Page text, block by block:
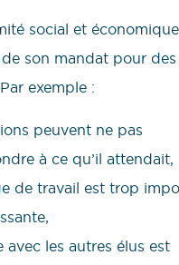
social et
son mandat pour des
exemple :
peuvent ne pas
à ce qu’il attendait,
de travail est trop
avec les autres élus est